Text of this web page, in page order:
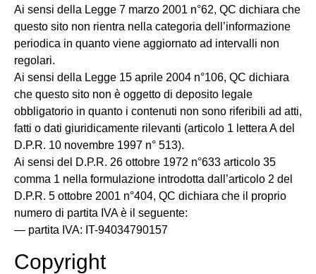
Ai sensi della Legge 7 marzo 2001 n°62, QC dichiara che
questo sito non rientra nella categoria dell’informazione
periodica in quanto viene aggiornato ad intervalli non
regolari.
Ai sensi della Legge 15 aprile 2004 n°106, QC dichiara
che questo sito non è oggetto di deposito legale
obbligatorio in quanto i contenuti non sono riferibili ad atti,
fatti o dati giuridicamente rilevanti (articolo 1 lettera A del
D.P.R. 10 novembre 1997 n° 513).
Ai sensi del D.P.R. 26 ottobre 1972 n°633 articolo 35
comma 1 nella formulazione introdotta dall’articolo 2 del
D.P.R. 5 ottobre 2001 n°404, QC dichiara che il proprio
numero di partita IVA è il seguente:
— partita IVA: IT-94034790157
Copyright